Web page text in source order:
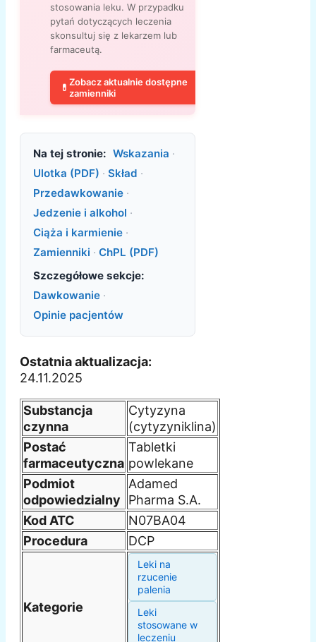
stosowania leku. W przypadku
pytań dotyczących leczenia
skonsultuj się z lekarzem lub
farmaceutą.
💊 Zobacz aktualnie dostępne
zamienniki
Na tej stronie: Wskazania ·
Ulotka (PDF) · Skład ·
Przedawkowanie ·
Jedzenie i alkohol ·
Ciąża i karmienie ·
Zamienniki · ChPL (PDF)
Szczegółowe sekcje:
Dawkowanie ·
Opinie pacjentów
Ostatnia aktualizacja:
24.11.2025
Substancja
czynna
Cytyzyna
(cytyzyniklina)
Postać
farmaceutyczna
Tabletki
powlekane
Podmiot
odpowiedzialny
Adamed
Pharma S.A.
Kod ATC
N07BA04
Procedura
DCP
Kategorie
Leki na
rzucenie
palenia
Leki
stosowane w
leczeniu